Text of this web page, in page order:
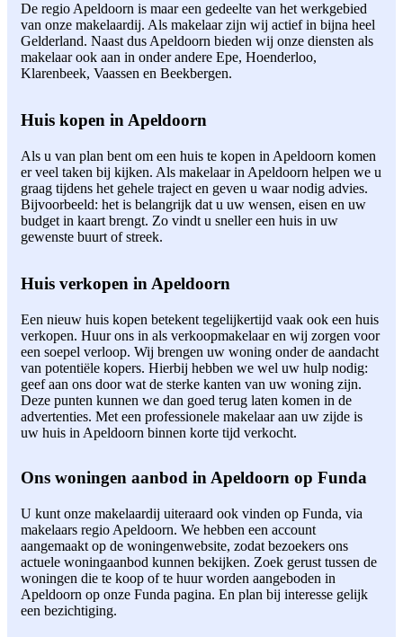
De regio Apeldoorn is maar een gedeelte van het werkgebied
van onze makelaardij. Als makelaar zijn wij actief in bijna heel
Gelderland. Naast dus Apeldoorn bieden wij onze diensten als
makelaar ook aan in onder andere Epe, Hoenderloo,
Klarenbeek, Vaassen en Beekbergen.
Huis kopen in Apeldoorn
Als u van plan bent om een huis te kopen in Apeldoorn komen
er veel taken bij kijken. Als makelaar in Apeldoorn helpen we u
graag tijdens het gehele traject en geven u waar nodig advies.
Bijvoorbeeld: het is belangrijk dat u uw wensen, eisen en uw
budget in kaart brengt. Zo vindt u sneller een huis in uw
gewenste buurt of streek.
Huis verkopen in Apeldoorn
Een nieuw huis kopen betekent tegelijkertijd vaak ook een huis
verkopen. Huur ons in als verkoopmakelaar en wij zorgen voor
een soepel verloop. Wij brengen uw woning onder de aandacht
van potentiële kopers. Hierbij hebben we wel uw hulp nodig:
geef aan ons door wat de sterke kanten van uw woning zijn.
Deze punten kunnen we dan goed terug laten komen in de
advertenties. Met een professionele makelaar aan uw zijde is
uw huis in Apeldoorn binnen korte tijd verkocht.
Ons woningen aanbod in Apeldoorn op Funda
U kunt onze makelaardij uiteraard ook vinden op Funda, via
makelaars regio Apeldoorn. We hebben een account
aangemaakt op de woningenwebsite, zodat bezoekers ons
actuele woningaanbod kunnen bekijken. Zoek gerust tussen de
woningen die te koop of te huur worden aangeboden in
Apeldoorn op onze Funda pagina. En plan bij interesse gelijk
een bezichtiging.